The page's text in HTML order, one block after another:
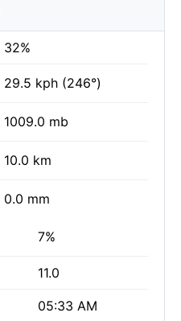
32%
29.5 kph (246°)
1009.0 mb
10.0 km
0.0 mm
7%
11.0
05:33 AM